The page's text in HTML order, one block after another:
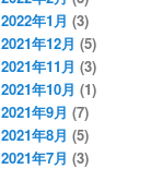
2022年1月 (3)
2021年12月 (5)
2021年11月 (3)
2021年10月 (1)
2021年9月 (7)
2021年8月 (5)
2021年7月 (3)